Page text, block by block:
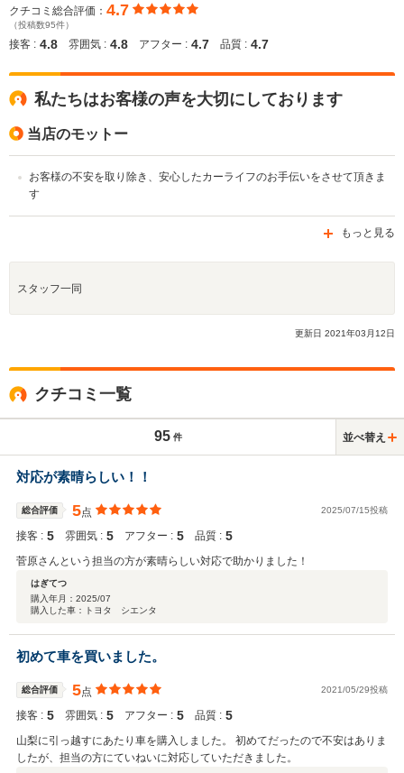
クチコミ総合評価： 4.7
（投稿数95件）
接客 : 4.8 雰囲気 : 4.8 アフター : 4.7 品質 : 4.7
私たちはお客様の声を大切にしております
当店のモットー
お客様の不安を取り除き、安心したカーライフのお手伝いをさせて頂きま
す
もっと見る
スタッフ一同
更新日 2021年03 月 12日
クチコミ一覧
95 件 並べ替え
対応が素晴らしい！！
総合評価 5点 2025/07/15投稿
接客 : 5 雰囲気 : 5 アフター : 5 品質 : 5
菅原さんという担当の方が素晴らしい対応で助かりました！
はぎてつ
購入年月： 2025/07
購入した車：トヨタ シエンタ
初めて車を買いました。
総合評価 5点 2021/05/29投稿
接客 : 5 雰囲気 : 5 アフター : 5 品質 : 5
山梨に引っ越すにあたり車を購入しました。 初めてだったので不安はありま
したが、担当の方にていねいに対応していただきました。